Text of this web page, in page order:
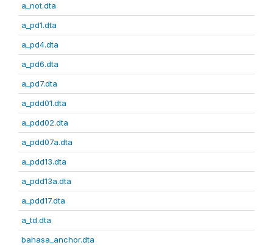
a_not.dta
a_pd1.dta
a_pd4.dta
a_pd6.dta
a_pd7.dta
a_pdd01.dta
a_pdd02.dta
a_pdd07a.dta
a_pdd13.dta
a_pdd13a.dta
a_pdd17.dta
a_td.dta
bahasa_anchor.dta